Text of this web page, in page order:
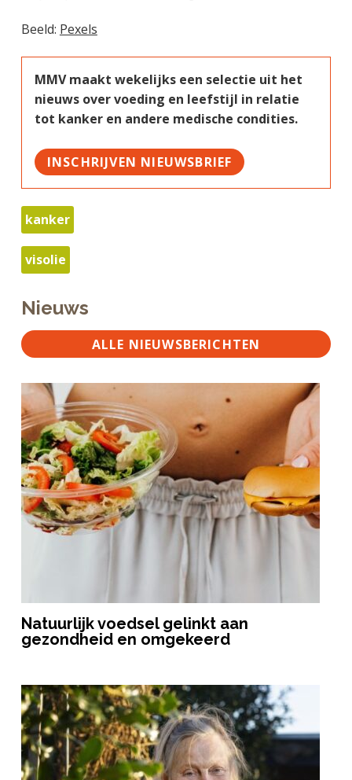
Beeld: Pexels
MMV maakt wekelijks een selectie uit het
nieuws over voeding en leefstijl in relatie
tot kanker en andere medische condities.
INSCHRIJVEN NIEUWSBRIEF
kanker
visolie
Nieuws
ALLE NIEUWSBERICHTEN
Natuurlijk voedsel gelinkt aan
gezondheid en omgekeerd